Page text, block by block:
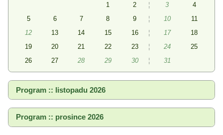
1 2 ¦ 3
4
5
6 7 8 9 ¦ 10
11
12
13 14 15 16 ¦ 17
18
19
20 21 22 23 ¦ 24
25
26
27 28 29 30 ¦ 31
Program :: listopadu 2026
Program :: prosince 2026